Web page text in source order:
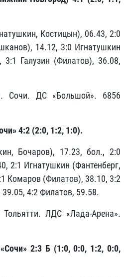
Костицын), 06.43, 2:0
14.12, 3:0 Игнатушкин
Галузин (Филатов), 36.08,
Сочи. ДС «Большой». 6856
4:2 (2:0, 1:2, 1:0).
Бочаров), 17.23, бол., 2:0
2:1 Игнатушкин (Фантенберг,
Комаров (Филатов), 38.10, 3:2
4:2 Филатов, 59.58.
ЛДС «Лада-Арена».
2:3 Б (1:0, 0:0, 1:2, 0:0,